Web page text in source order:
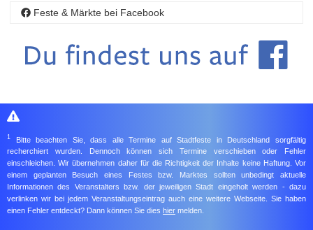
Feste & Märkte bei Facebook
1
Bitte beachten Sie, dass alle Termine auf Stadtfeste in Deutschland sorgfältig
recherchiert wurden. Dennoch können sich Termine verschieben oder Fehler
einschleichen. Wir übernehmen daher für die Richtigkeit der Inhalte keine Haftung. Vor
einem geplanten Besuch eines Festes bzw. Marktes sollten unbedingt aktuelle
Informationen des Veranstalters bzw. der jeweiligen Stadt eingeholt werden - dazu
verlinken wir bei jedem Veranstaltungseintrag auch eine weitere Webseite. Sie haben
einen Fehler entdeckt? Dann können Sie dies hier melden.